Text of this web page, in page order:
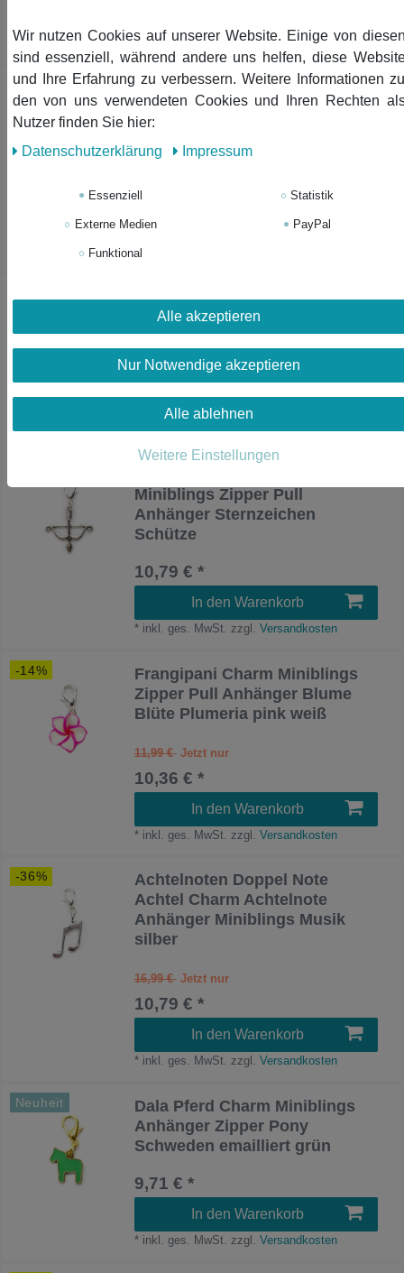
* inkl. ges. MwSt. zzgl.Versandkosten
-14%
Dala Pferd Charm Miniblings
Anhänger Dalapferd Schweden
Weihnachten emaill weiß
9,50 € *
In den Warenkorb
*
Sonnenbrille Charm Miniblings
Zipper Pull Anhänger Brille
Sonne Sommer Strand
14,03 € *
*inkl. ges. MwSt.zzgl.Versandkosten
Miniblings Zipper Pull
Anhänger Sternzeichen
Schütze
10,79 € *
In den Warenkorb
* inkl. ges. MwSt. zzgl. Versandkosten
-14%
Frangipani Charm Miniblings
Zipper Pull Anhänger Blume
Blüte Plumeria pink weiß
11,99 €
10,36 € *
In den Warenkorb
* inkl. ges. MwSt. zzgl. Versandkosten
-36%
Achtelnoten Doppel Note
Achtel Charm Achtelnote
Anhänger Miniblings Musik
silber
16,99 €
10,79 € *
In den Warenkorb
* inkl. ges. MwSt. zzgl. Versandkosten
Neuheit
Dala Pferd Charm Miniblings
Anhänger Zipper Pony
Schweden emailliert grün
9,71 € *
In den Warenkorb
* inkl. ges. MwSt. zzgl. Versandkosten
Wir nutzen Cookies auf unserer Website. Einige von
sind essenziell, während andere uns helfen, diese
und Ihre Erfahrung zu verbessern. Weitere Informationen
den von uns verwendeten Cookies und Ihren Rechten
Nutzer finden Sie hier:
Daten­schutz­erklärung
Impressum
Essenziell Statistik
Externe Medien PayPal
Funktional
Alle akzeptieren
Nur Notwendige akzeptieren
Alle ablehnen
Weitere Einstellungen